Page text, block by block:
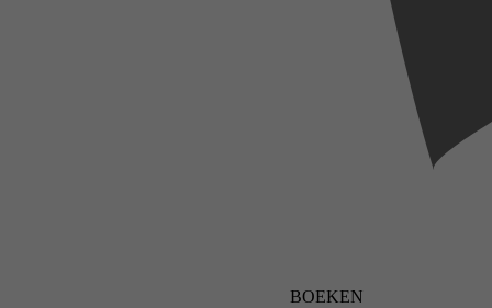
BOEKEN